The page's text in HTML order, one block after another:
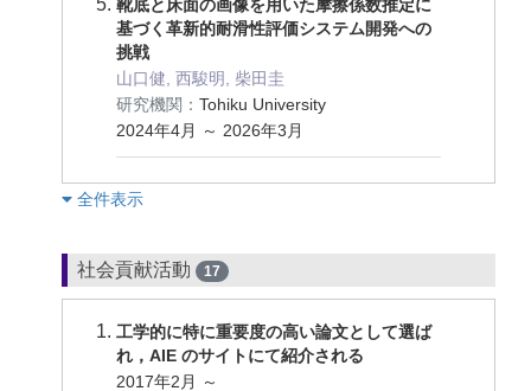
靴底と床面の画像を用いた摩擦係数推定に
基づく革新的耐滑性評価システム開発への
挑戦
山口健, 西駿明, 柴田圭
研究機関： Tohiku University
2024年4月 ～ 2026年3月
︎全件表示
社会貢献活動 17
工学的に特に重要度の高い論文として選ば
れ，AIE のサイトにて紹介される
2017年2月 ～